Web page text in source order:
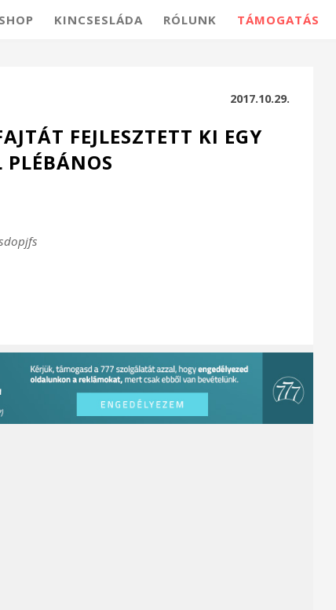
KINCSESLÁDA RÓLUNK TÁMOGATÁS
2017.10.29.
FEJLESZTETT KI EGY
PLÉBÁNOS